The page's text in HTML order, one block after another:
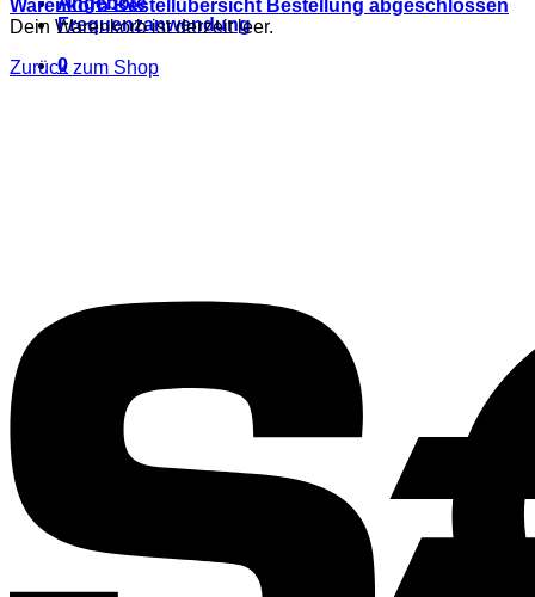
Frequenzanwendung
0
WarenkorbBestellübersicht Bestellung abgeschlossen
Dein Warenkorb ist derzeit leer.
Zurück zum Shop